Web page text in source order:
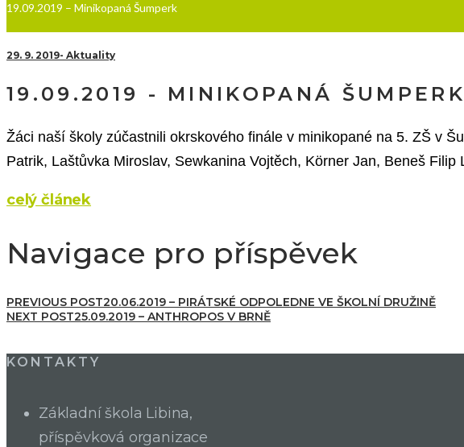
19.09.2019 – Minikopaná Šumperk
29. 9. 2019 Aktuality
19.09.2019 - MINIKOPANÁ ŠUMPERK
Žáci naší školy zúčastnili okrskového finále v minikopané na 5. ZŠ v
Patrik, Laštůvka Miroslav, Sewkanina Vojtěch, Körner Jan, Beneš
celý článek
Navigace pro příspěvek
PREVIOUS POST20.06.2019 – PIRÁTSKÉ ODPOLEDNE VE ŠKOLNÍ DRUŽINĚ
NEXT POST25.09.2019 – ANTHROPOS V BRNĚ
KONTAKTY
Základní škola Libina,
příspěvková organizace